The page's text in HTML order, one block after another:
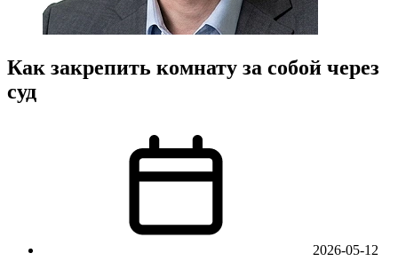
Как закрепить комнату за собой через
суд
2026-05-12